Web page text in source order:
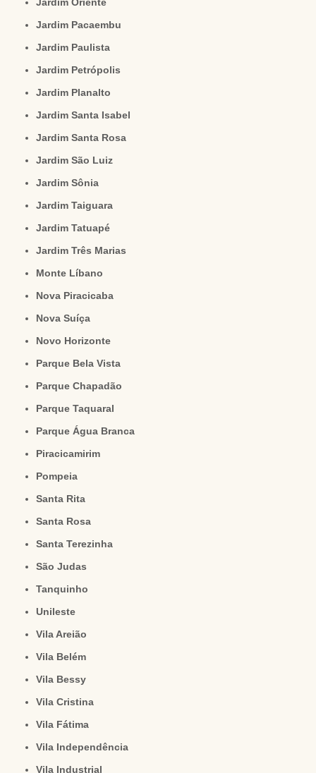
Jardim Oriente
Jardim Pacaembu
Jardim Paulista
Jardim Petrópolis
Jardim Planalto
Jardim Santa Isabel
Jardim Santa Rosa
Jardim São Luiz
Jardim Sônia
Jardim Taiguara
Jardim Tatuapé
Jardim Três Marias
Monte Líbano
Nova Piracicaba
Nova Suíça
Novo Horizonte
Parque Bela Vista
Parque Chapadão
Parque Taquaral
Parque Água Branca
Piracicamirim
Pompeia
Santa Rita
Santa Rosa
Santa Terezinha
São Judas
Tanquinho
Unileste
Vila Areião
Vila Belém
Vila Bessy
Vila Cristina
Vila Fátima
Vila Independência
Vila Industrial